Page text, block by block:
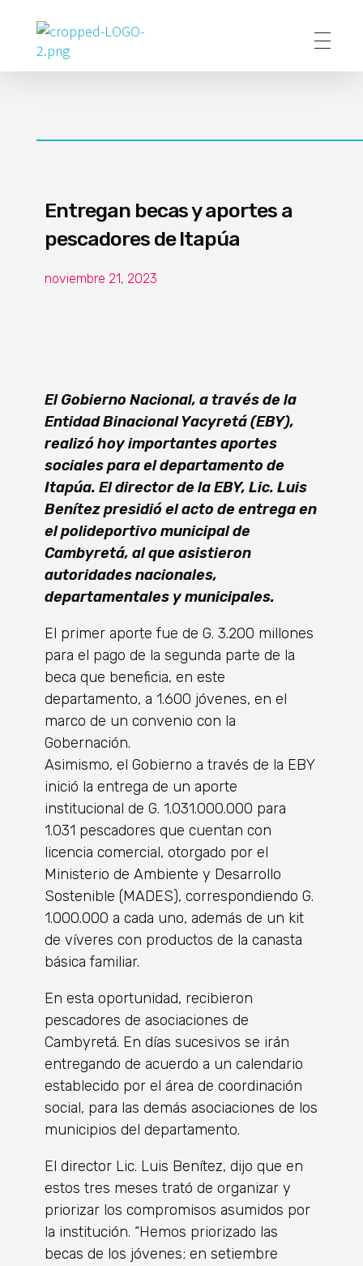
Poder Agropecuario
Entregan becas y aportes a
pescadores de Itapúa
noviembre 21, 2023
El Gobierno Nacional, a través de la
Entidad Binacional Yacyretá (EBY),
realizó hoy importantes aportes
sociales para el departamento de
Itapúa. El director de la EBY, Lic. Luis
Benítez presidió el acto de entrega en
el polideportivo municipal de
Cambyretá, al que asistieron
autoridades nacionales,
departamentales y municipales.
El primer aporte fue de G. 3.200 millones
para el pago de la segunda parte de la
beca que beneficia, en este
departamento, a 1.600 jóvenes, en el
marco de un convenio con la
Gobernación.
Asimismo, el Gobierno a través de la EBY
inició la entrega de un aporte
institucional de G. 1.031.000.000 para
1.031 pescadores que cuentan con
licencia comercial, otorgado por el
Ministerio de Ambiente y Desarrollo
Sostenible (MADES), correspondiendo G.
1.000.000 a cada uno, además de un kit
de víveres con productos de la canasta
básica familiar.
En esta oportunidad, recibieron
pescadores de asociaciones de
Cambyretá. En días sucesivos se irán
entregando de acuerdo a un calendario
establecido por el área de coordinación
social, para las demás asociaciones de los
municipios del departamento.
El director Lic. Luis Benítez, dijo que en
estos tres meses trató de organizar y
priorizar los compromisos asumidos por
la institución. “Hemos priorizado las
becas de los jóvenes; en setiembre